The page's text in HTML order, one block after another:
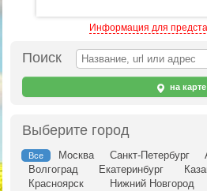
Информация для
Поиск
на карте
Выберите город
Все Москва Санкт-Петербург
Волгоград
Екатеринбург
Красноярск
Нижний Новгород